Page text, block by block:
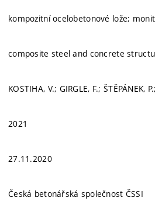
kompozitní ocelobetonové lože;
composite steel and concrete
KOSTIHA, V.; GIRGLE, F.; ŠTĚPÁNEK,
2021
27.11.2020
Česká betonářská společnost ČSSI